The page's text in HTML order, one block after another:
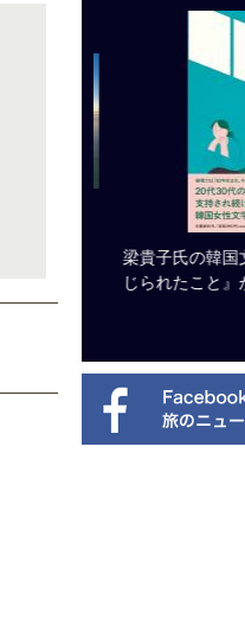
梁貴子氏の韓国
じられたこと』